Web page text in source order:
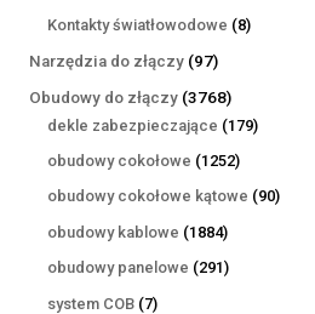
produktów
Kontakty światłowodowe 88
Narzędzia do złączy 9797
produktów
Obudowy do złączy 37683768
produktów
dekle zabezpieczające 179179
obudowy cokołowe 12521252
produkty
obudowy cokołowe kątowe 9090
obudowy kablowe 18841884
produkty
obudowy panelowe 291291
system COB 77